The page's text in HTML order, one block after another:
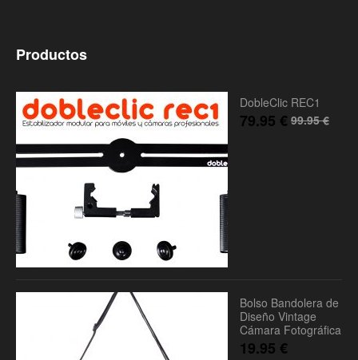
Productos
DobleClic REC1
99.95€
79.95 €
Bolso Bandolera de
Diseño Vintage
Cámara Fotográfica
19.95 €